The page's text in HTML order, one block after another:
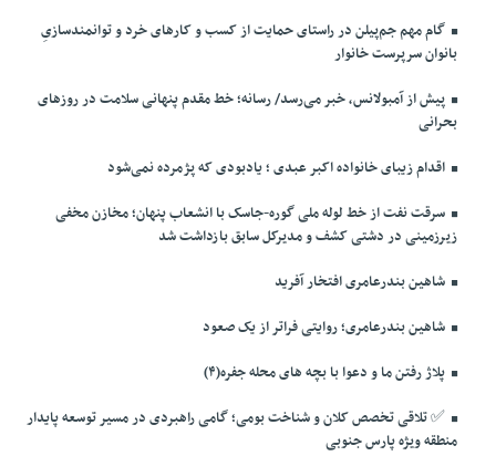
گام مهم جم‌پیلن در راستای حمایت از کسب و کارهای خرد و توانمندسازیِ
بانوان سرپرست خانوار
پیش از آمبولانس، خبر می‌رسد/ رسانه؛ خط مقدم پنهانی سلامت در روزهای
بحرانی
اقدام زیبای خانواده اکبر عبدی ؛ یادبودی که پژمرده نمی‌شود
سرقت نفت از خط لوله ملی گوره-جاسک با انشعاب پنهان؛ مخازن مخفی
زیرزمینی در دشتی کشف و مدیرکل سابق بازداشت شد
شاهین بندرعامری افتخار آفرید
شاهین بندرعامری؛ روایتی فراتر از یک صعود
پلاژ رفتن ما و دعوا با بچه های محله جفره(۴)
✅️ تلاقی تخصص کلان و شناخت بومی؛ گامی راهبردی در مسیر توسعه پایدار
منطقه ویژه پارس جنوبی